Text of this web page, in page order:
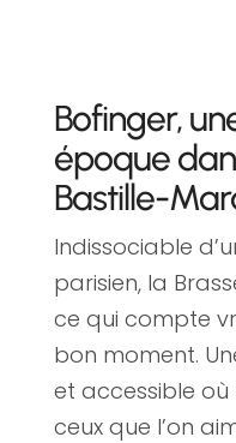
Bofinger,
époque
Bastille-
Indissociable
parisien, la
ce qui compte
bon moment.
et accessible où
ceux que l’on